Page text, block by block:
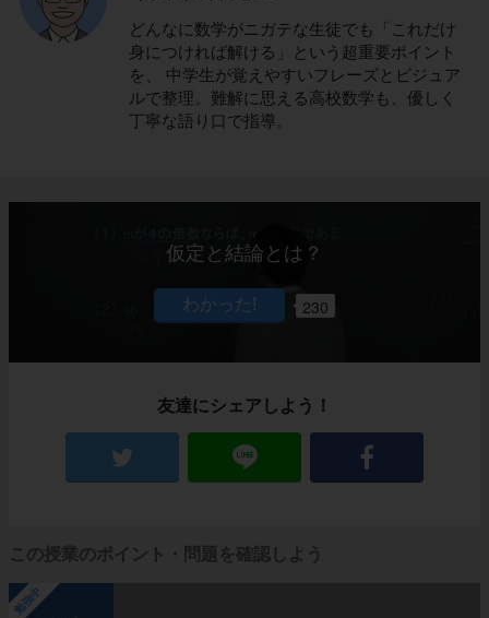
どんなに数学がニガテな生徒でも「これだけ
身につければ解ける」という超重要ポイント
を、 中学生が覚えやすいフレーズとビジュア
ルで整理。難解に思える高校数学も、優しく
丁寧な語り口で指導。
仮定と結論とは？
230
友達にシェアしよう！
この授業のポイント・問題を確認しよう
勉強中